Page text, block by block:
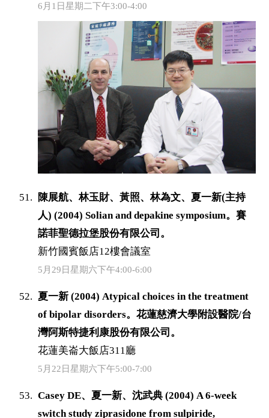
6月1日星期二下午3:00-4:00
陳展航、林玉財、黃照、林為文、夏一新(主持
人) (2004) Solian and depakine symposium。賽
諾菲聖德拉堡股份有限公司。
新竹國賓飯店12樓會議室
5月29日星期六下午4:00-6:00
夏一新 (2004) Atypical choices in the treatment
of bipolar disorders。花蓮慈濟大學附設醫院/台
灣阿斯特捷利康股份有限公司。
花蓮美崙大飯店311廳
5月22日星期六下午5:00-7:00
Casey DE、夏一新、沈武典 (2004) A 6-week
switch study ziprasidone from sulpiride,